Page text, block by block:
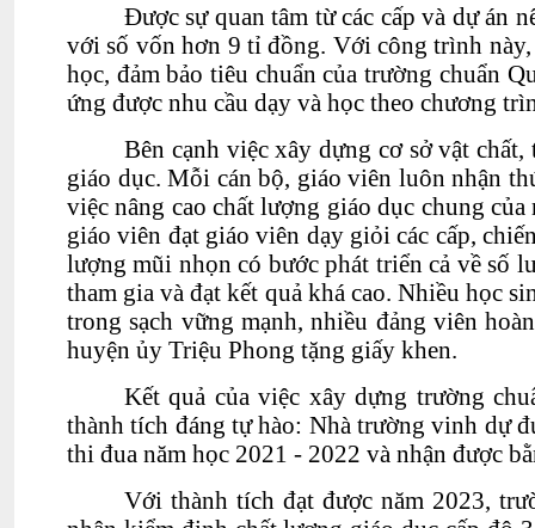
Được sự quan tâm từ các cấp và dự án
với số vốn hơn 9 tỉ đồng. Với công trình
học, đảm bảo tiêu chuẩn của trường chuẩn
ứng được nhu cầu dạy và học theo chương
Bên cạnh việc xây dựng cơ sở vật
giáo dục. Mỗi cán bộ, giáo viên luôn nhận
việc nâng cao chất lượng giáo dục chung
giáo viên đạt giáo viên dạy giỏi các cấp,
lượng mũi nhọn có bước phát triển cả về số
tham gia và đạt kết quả khá cao. Nhiều học
trong sạch vững mạnh, nhiều đảng viên
huyện ủy Triệu Phong tặng giấy khen.
Kết quả của việc xây dựng trường
thành tích đáng tự hào: Nhà trường vinh dự
thi đua năm học 2021 - 2022 và nhận được
Với thành tích đạt được năm 2023,